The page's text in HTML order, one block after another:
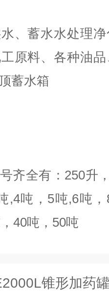
、蓄水水处理
原料、各种油
蓄水箱
齐全有： 250升
,4吨， 5吨,6吨，
40吨， 50吨
锥形加药